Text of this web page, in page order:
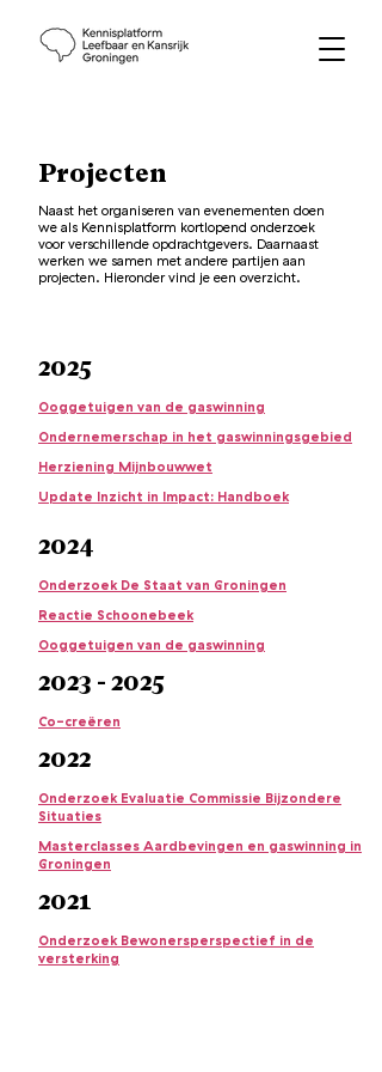
Projecten
Naast het organiseren van evenementen doen
we als Kennisplatform kortlopend onderzoek
voor verschillende opdrachtgevers. Daarnaast
werken we samen met andere partijen aan
projecten. Hieronder vind je een overzicht.
2025
Ooggetuigen van de gaswinning
Ondernemerschap in het gaswinningsgebied
Herziening Mijnbouwwet
Update Inzicht in Impact: Handboek
2024
Onderzoek De Staat van Groningen
Reactie Schoonebeek
Ooggetuigen van de gaswinning
2023 - 2025
Co-creëren
2022
Onderzoek Evaluatie Commissie Bijzondere
Situaties
Masterclasses Aardbevingen en gaswinning in
Groningen
2021
Onderzoek Bewonersperspectief in de
versterking